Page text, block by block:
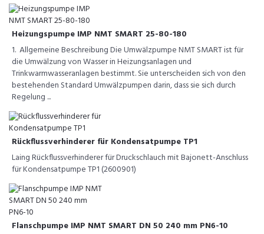
Heizungspumpe IMP NMT SMART 25-80-180
1. Allgemeine Beschreibung Die Umwälzpumpe NMT SMART ist für
die Umwälzung von Wasser in Heizungsanlagen und
Trinkwarmwasseranlagen bestimmt. Sie unterscheiden sich von den
bestehenden Standard Umwälzpumpen darin, dass sie sich durch
Regelung ...
Rückflussverhinderer für Kondensatpumpe TP1
Laing Rückflussverhinderer für Druckschlauch mit Bajonett-Anschluss
für Kondensatpumpe TP1 (2600901)
Flanschpumpe IMP NMT SMART DN 50 240 mm PN6-10